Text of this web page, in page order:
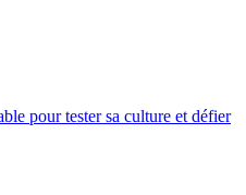
pour tester sa culture et défier